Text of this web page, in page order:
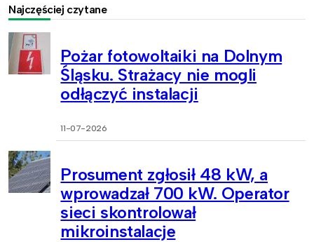
Najczęściej czytane
Pożar fotowoltaiki na Dolnym
Śląsku. Strażacy nie mogli
odłączyć instalacji
11-07-2026
Prosument zgłosił 48 kW, a
wprowadzał 700 kW. Operator
sieci skontrolował
mikroinstalacje